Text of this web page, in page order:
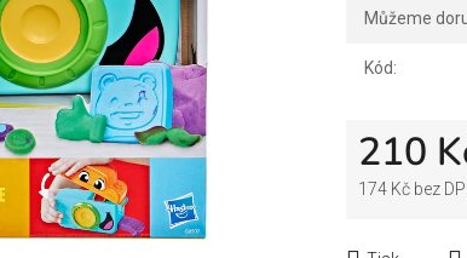
Můžeme
Kód:
210
174 Kč bez